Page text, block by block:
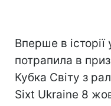
Вперше в
потрапила в
Кубка Світу з
Sixt Ukraine 8